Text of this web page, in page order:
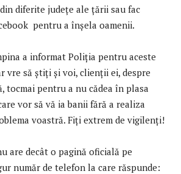
diferite județe ale țării sau fac
pentru a înșela oamenii.
a informat Poliția pentru aceste
vre să știți și voi, clienții ei, despre
tocmai pentru a nu cădea în plasa
vor să vă ia banii fără a realiza
voastră. Fiți extrem de vigilenți!
are decât o pagină oficială pe
număr de telefon la care răspunde: